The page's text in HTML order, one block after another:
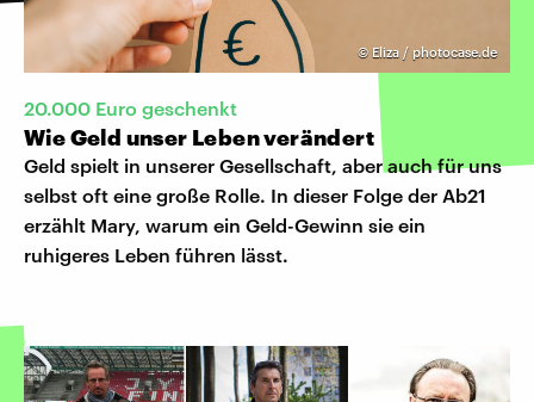
© Eliza / photocase.de
20.000 Euro geschenkt
Wie Geld unser Leben verändert
Geld spielt in unserer Gesellschaft, aber auch für uns
selbst oft eine große Rolle. In dieser Folge der Ab21
erzählt Mary, warum ein Geld-Gewinn sie ein
ruhigeres Leben führen lässt.